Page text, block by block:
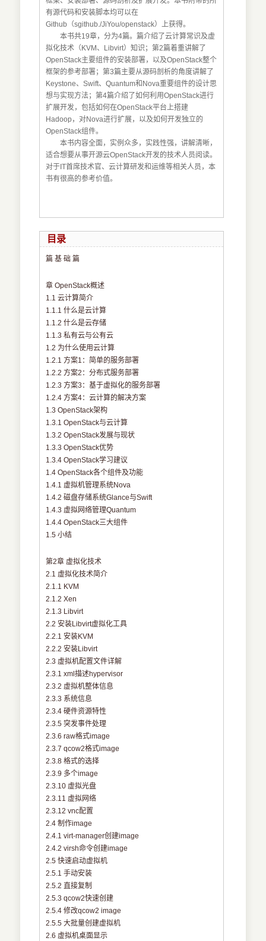
有源代码和安装脚本均可以在
Github（sgithub./JiYou/openstack）上获得。
本书共19章，分为4篇。篇介绍了云计算常识及虚
拟化技术（KVM、Libvirt）知识；第2篇着重讲解了
OpenStack主要组件的安装部署，以及OpenStack整个
框架的参考部署；第3篇主要从源码剖析的角度讲解了
Keystone、Swift、Quantum和Nova重要组件的设计思
想与实现方法；第4篇介绍了如何利用OpenStack进行
扩展开发，包括如何在OpenStack平台上搭建
Hadoop，对Nova进行扩展，以及如何开发独立的
OpenStack组件。
本书内容全面，实例众多，实践性强，讲解清晰，
适合想要从事开源云OpenStack开发的技术人员阅读。
对于IT首席技术官、云计算研发和运维等相关人员，本
书有很高的参考价值。
目录
篇 基 础 篇
章 OpenStack概述
1.1 云计算简介
1.1.1 什么是云计算
1.1.2 什么是云存储
1.1.3 私有云与公有云
1.2 为什么使用云计算
1.2.1 方案1：简单的服务部署
1.2.2 方案2：分布式服务部署
1.2.3 方案3：基于虚拟化的服务部署
1.2.4 方案4：云计算的解决方案
1.3 OpenStack架构
1.3.1 OpenStack与云计算
1.3.2 OpenStack发展与现状
1.3.3 OpenStack优势
1.3.4 OpenStack学习建议
1.4 OpenStack各个组件及功能
1.4.1 虚拟机管理系统Nova
1.4.2 磁盘存储系统Glance与Swift
1.4.3 虚拟网络管理Quantum
1.4.4 OpenStack三大组件
1.5 小结
第2章 虚拟化技术
2.1 虚拟化技术简介
2.1.1 KVM
2.1.2 Xen
2.1.3 Libvirt
2.2 安装Libvirt虚拟化工具
2.2.1 安装KVM
2.2.2 安装Libvirt
2.3 虚拟机配置文件详解
2.3.1 xml描述hypervisor
2.3.2 虚拟机整体信息
2.3.3 系统信息
2.3.4 硬件资源特性
2.3.5 突发事件处理
2.3.6 raw格式image
2.3.7 qcow2格式image
2.3.8 格式的选择
2.3.9 多个image
2.3.10 虚拟光盘
2.3.11 虚拟网络
2.3.12 vnc配置
2.4 制作image
2.4.1 virt-manager创建image
2.4.2 virsh命令创建image
2.5 快速启动虚拟机
2.5.1 手动安装
2.5.2 直接复制
2.5.3 qcow2快速创建
2.5.4 修改qcow2 image
2.5.5 大批量创建虚拟机
2.6 虚拟机桌面显示